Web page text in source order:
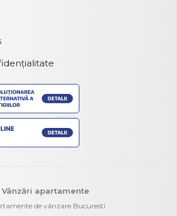
Vânzări apartamente
de vânzare Bucuresti